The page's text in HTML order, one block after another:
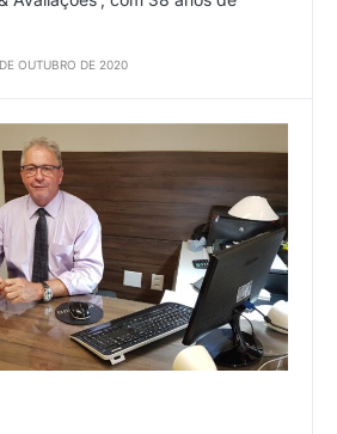
OUTUBRO DE 2020